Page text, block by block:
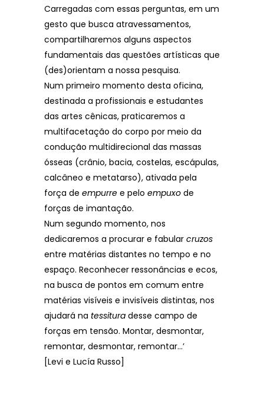
Carregadas com essas perguntas, em um
gesto que busca atravessamentos,
compartilharemos alguns aspectos
fundamentais das questões artísticas que
(des)orientam a nossa pesquisa.
Num primeiro momento desta oficina,
destinada a profissionais e estudantes
das artes cênicas, praticaremos a
multifacetação do corpo por meio da
condução multidirecional das massas
ósseas (crânio, bacia, costelas, escápulas,
calcâneo e metatarso), ativada pela
força de empurre e pelo empuxo de
forças de imantação.
Num segundo momento, nos
dedicaremos a procurar e fabular cruzos
entre matérias distantes no tempo e no
espaço. Reconhecer ressonâncias e ecos,
na busca de pontos em comum entre
matérias visíveis e invisíveis distintas, nos
ajudará na tessitura desse campo de
forças em tensão. Montar, desmontar,
remontar, desmontar, remontar…’
[Levi e Lucía Russo]